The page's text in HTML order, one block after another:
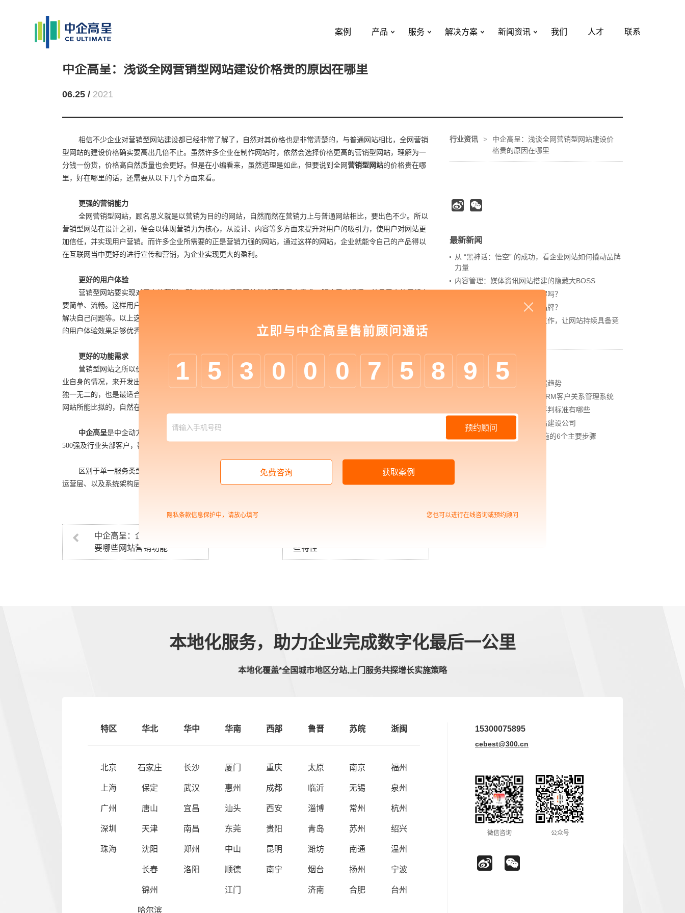
案例 产品 服务 解决方案 新闻资讯 我们 人才 联系
中企高呈：浅谈全网营销型网站建设价格贵的原因在哪里
06.25 / 2021
相信不少企业对营销型网站建设都已经非常了解了，自然对其价格也是非常清楚的，与普通网站相比，全网营销
型网站的建设价格确实要高出几倍不止。虽然许多企业在制作网站时，依然会选择价格更高的营销型网站，理解为一
分钱一份货，价格高自然质量也会更好。但是在小编看来，虽然道理是如此，但要说到全网 营销型网站的价格贵在哪
里，好在哪里的话，还需要从以下几个方面来看。
更强的营销能力
全网营销型网站，顾名思义就是以营销为目的的网站，自然而然在营销力上与普通网站相比，要出色不少。所以
营销型网站在设计之初，便会以体现营销力为核心，从设计、内容等多方面来提升对用户的吸引力，使用户对网站更
加信任，并实现用户营销。而许多企业所需要的正是营销力强的网站，通过这样的网站，企业就能令自己的产品得以
在互联网当中更好的进行宣传和营销，为企业实现更大的盈利。
更好的用户体验
营销型网站要实现对用户的营销，那么前提就必须是网站能够满足用户需求，解决用户疑问，并且用户使用起来
要简单、流畅。这样用户在进入网站时，一眼看上去就能准确判断出自己需要的内容在哪，及如何将这些内容找出来
解决自己问题等。以上这些便是用户在网站当中的体验效果，是用户决定是否认可和采纳网站的关键因素，只有网站
的用户体验效果足够优秀之后，网站才能体现出优秀的营销效果。
更好的功能需求
营销型网站之所以价格这样贵，主要由于它是针对企业进行个性化定制开发的。而个性化定制开发，就是根据企
业自身的情况，来开发出能够完全符合需求的网站，这样网站无论是在页面设计，还是功能开发上，都是全新的，是
独一无二的，也是最适合企业自身的。因此这样的网站在效果上也绝非是那些千篇一律的模板网站，或是普通的企业
网站所能比拟的，自然在营销上就拥有着得天独厚的优势。
中企高呈是中企动力科技股份有限公司的高端子品牌，2017年成立至今，高呈已服务近300多家世界500强、中国
500强及行业头部客户，覆盖制造业、能源、房地产、电商、教育、金融、新零售、家居家装等众多行业。
区别于单一服务类型公司，中企高呈兼具策略咨询与数字化服务于一体，分别从企业战略层、业务层、数据层、
运营层、以及系统架构层入手，帮助企业制定出符合自身发展的数字化转型方案。
中企高呈：企业网站建设需
要哪些网站营销功能
些特性
行业资讯 >
中企高呈：浅谈全网营销型网站建设价
格贵的原因在哪里
最新新闻
从 “黑神话：悟空” 的成功，看企业网站如何撬动品牌
力量
内容管理：媒体资讯网站搭建的隐藏大BOSS
网站进化的终极形态，你了解吗？
如何借助设计服务打造超级品牌？
网站上线后，如何做好运营工作，让网站持续具备竞
相关新闻
中企高呈：数字化运营是必然趋势
中企高呈：企业为什么选择CRM客户关系管理系统
中企高呈：高端网站建设的评判标准有哪些
中企高呈：企业如何选择网站建设公司
中企高呈：CRM系统开发实施的6个主要步骤
本地化服务，助力企业完成数字化最后一公里
本地化覆盖*全国城市地区分站,上门服务共探增长实施策略
特区
北京
上海
广州
深圳
珠海
华北
石家庄
保定
唐山
天津
沈阳
长春
锦州
哈尔滨
华中
长沙
武汉
宜昌
南昌
郑州
洛阳
华南
厦门
惠州
汕头
东莞
中山
顺德
江门
西部
重庆
成都
西安
贵阳
昆明
南宁
鲁晋
太原
临沂
淄博
青岛
潍坊
烟台
济南
苏皖
南京
无锡
常州
苏州
南通
扬州
合肥
浙闽
福州
泉州
杭州
绍兴
温州
宁波
台州
15300075895
cebest@300.cn
微信咨询 公众号
立即与中企高呈售前顾问通话
1 5 3 0 0 0 7 5 8 9 5
预约顾问
免费咨询 获取案例
隐私条款信息保护中，请放心填写 您也可以进行在线咨询或预约顾问